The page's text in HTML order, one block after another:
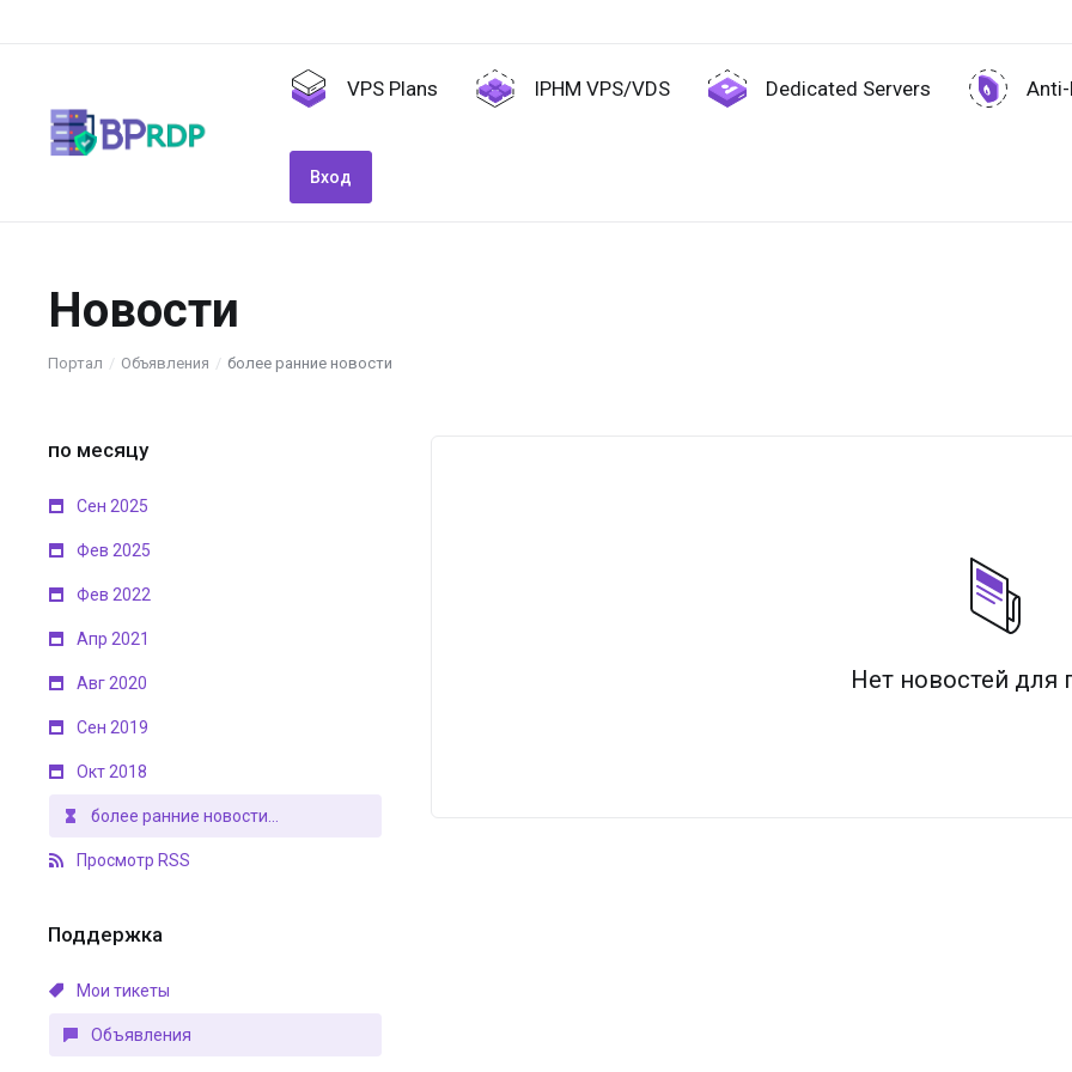
VPS Plans IPHM VPS/VDS Dedicated Servers Anti-
Вход
Новости
Портал Объявления более ранние новости
по месяцу
Сен 2025
Фев 2025
Фев 2022
Апр 2021
Авг 2020
Сен 2019
Окт 2018
более ранние новости...
Просмотр RSS
Поддержка
Мои тикеты
Объявления
Нет новостей для